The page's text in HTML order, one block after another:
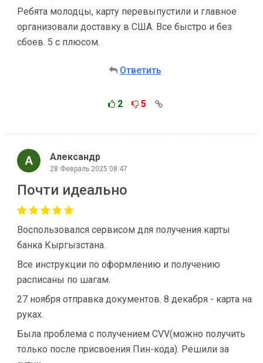
Ребята молодцы, карту перевыпустили и главное
организовали доставку в США. Все быстро и без
сбоев. 5 с плюсом.
Ответить
2 5
Александр
28 Февраль 2025 08:47
Почти идеально
Воспользовался сервисом для получения карты
банка Кыргызстана.
Все инструкции по оформлению и получению
расписаны по шагам.
27 ноября отправка документов. 8 декабря - карта на
руках.
Была проблема с получением CVV(можно получить
только после присвоения Пин-кода). Решили за